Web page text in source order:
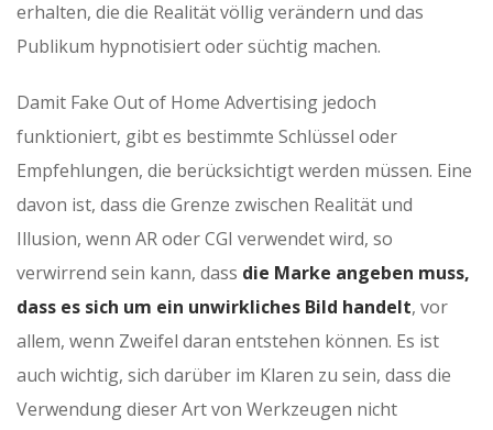
erhalten, die die Realität völlig verändern und das
Publikum hypnotisiert oder süchtig machen.
Damit Fake Out of Home Advertising jedoch
funktioniert, gibt es bestimmte Schlüssel oder
Empfehlungen, die berücksichtigt werden müssen. Eine
davon ist, dass die Grenze zwischen Realität und
Illusion, wenn AR oder CGI verwendet wird, so
verwirrend sein kann, dass die Marke angeben muss,
dass es sich um ein unwirkliches Bild handelt, vor
allem, wenn Zweifel daran entstehen können. Es ist
auch wichtig, sich darüber im Klaren zu sein, dass die
Verwendung dieser Art von Werkzeugen nicht